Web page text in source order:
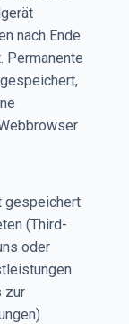
nach Ende
Permanente
gespeichert
(Third-
oder
zur